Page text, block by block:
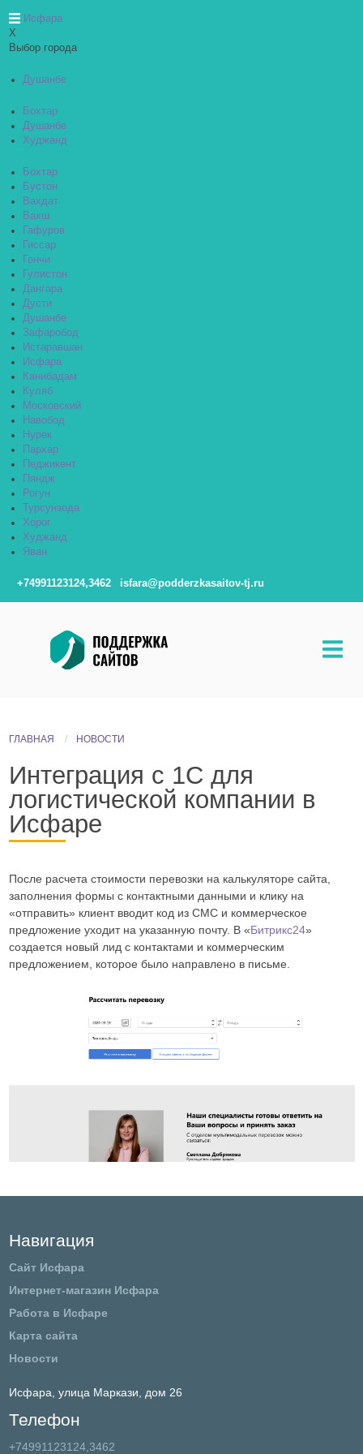
Исфара
X
Выбор города
Душанбе
Бохтар
Душанбе
Худжанд
Бохтар
Бустон
Вахдат
Вахш
Гафуров
Гиссар
Гончи
Гулистон
Дангара
Дусти
Душанбе
Зафаробод
Истаравшан
Исфара
Канибадам
Куляб
Московский
Навобод
Нурек
Пархар
Педжикент
Пяндж
Рогун
Турсунзода
Хорог
Худжанд
Яван
+74991123124,3462 isfara@podderzkasaitov-tj.ru
ГЛАВНАЯ НОВОСТИ
Интеграция с 1С для
логистической компании в
Исфаре
Реализация
интеграции
с
1С
для
компании
После расчета стоимости перевозки на калькуляторе сайта,
заполнения формы с контактными данными и клику на
«отправить» клиент вводит код из СМС и коммерческое
предложение уходит на указанную почту. В «Битрикс24»
создается новый лид с контактами и коммерческим
предложением, которое было направлено в письме.
Навигация
Сайт Исфара
Интернет-магазин Исфара
Работа в Исфаре
Карта сайта
Новости
Исфара, улица Маркази, дом 26
Телефон
+74991123124,3462